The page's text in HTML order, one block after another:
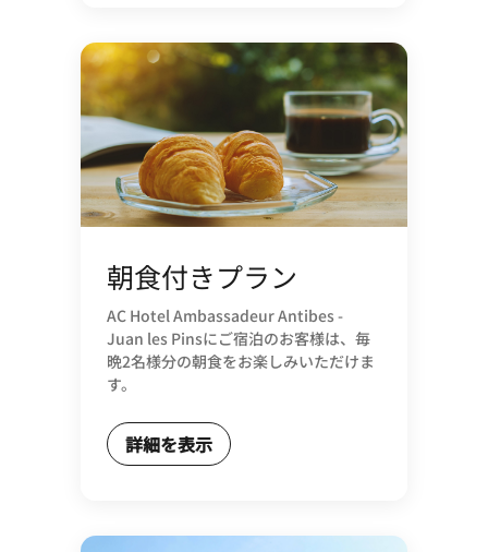
朝食付きプラン
AC Hotel Ambassadeur Antibes -
Juan les Pinsにご宿泊のお客様は、毎
晩2名様分の朝食をお楽しみいただけま
す。
詳細を表示